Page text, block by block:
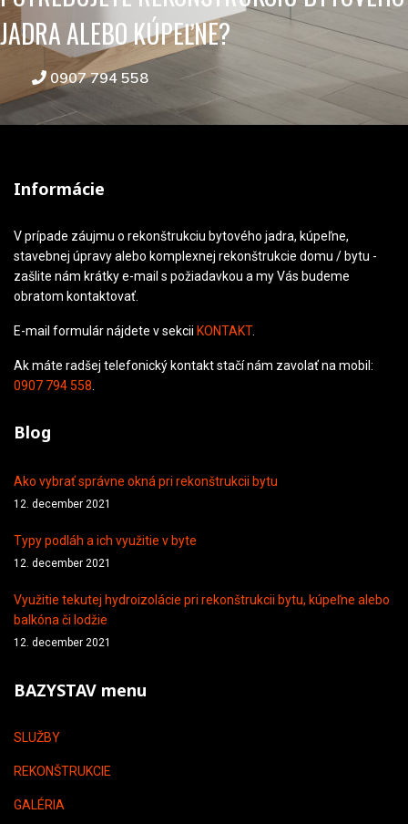
JADRA ALEBO KÚPEĽNE?
0907 794 558
Informácie
V prípade záujmu o rekonštrukciu bytového jadra, kúpeľne,
stavebnej úpravy alebo komplexnej rekonštrukcie domu / bytu -
zašlite nám krátky e-mail s požiadavkou a my Vás budeme
obratom kontaktovať.
E-mail formulár nájdete v sekcii KONTAKT.
Ak máte radšej telefonický kontakt stačí nám zavolať na mobil:
0907 794 558
Blog
Ako vybrať správne okná pri rekonštrukcii bytu
12. december 2021
Typy podláh a ich využitie v byte
12. december 2021
Využitie tekutej hydroizolácie pri rekonštrukcii bytu, kúpeľne alebo
balkóna či lodžie
12. december 2021
BAZYSTAV menu
SLUŽBY
REKONŠTRUKCIE
GALÉRIA